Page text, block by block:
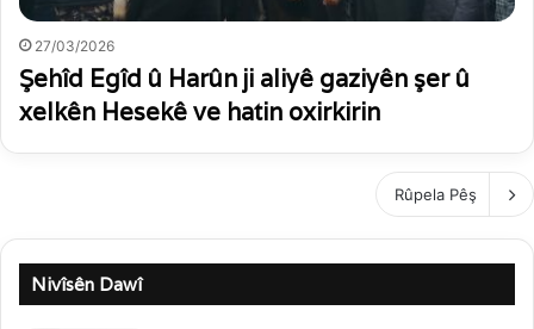
27/03/2026
Şehîd Egîd û Harûn ji aliyê gaziyên şer û
xelkên Hesekê ve hatin oxirkirin
Rûpela Pêş
Nivîsên Dawî